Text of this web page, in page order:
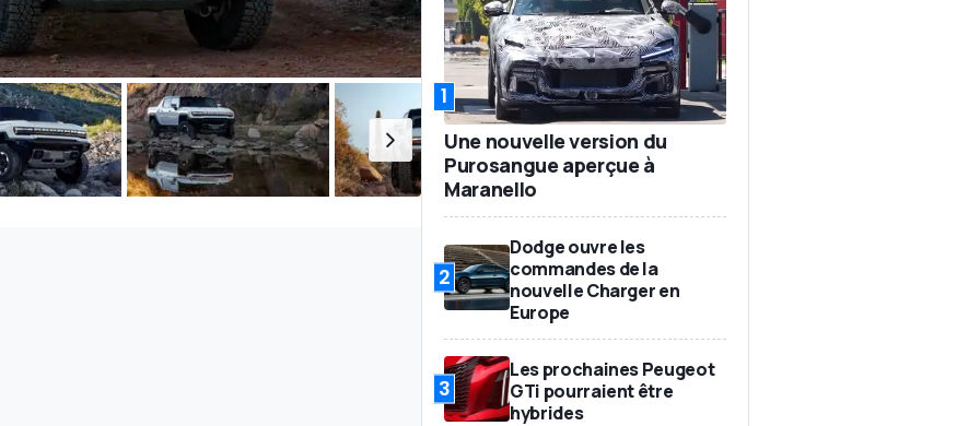
1
Une nouvelle version du
Purosangue aperçue à
Maranello
2
Dodge ouvre les
commandes de la
nouvelle Charger en
Europe
3
Les prochaines Peugeot
GTi pourraient être
hybrides